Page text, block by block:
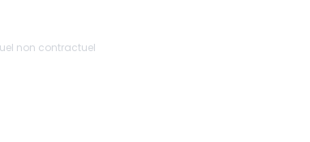
non contractuel